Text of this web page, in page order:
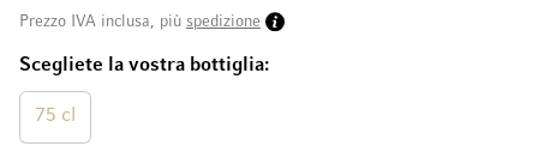
Scegliete la vostra bottiglia
75 cl
Prezzo IVA inclusa, più spedizione